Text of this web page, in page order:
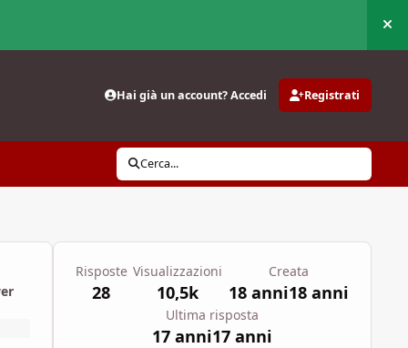
Hai già un account? Accedi Registrati
Cerca...
Risposte
28
Visualizzazioni
10,5k
Creata
18 anni18 anni
Ultima risposta
17 anni17 anni